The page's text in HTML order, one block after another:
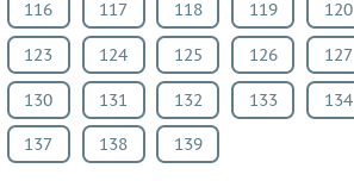
116 117 118 119 120
123 124 125 126 127
130 131 132 133 134
137 138 139